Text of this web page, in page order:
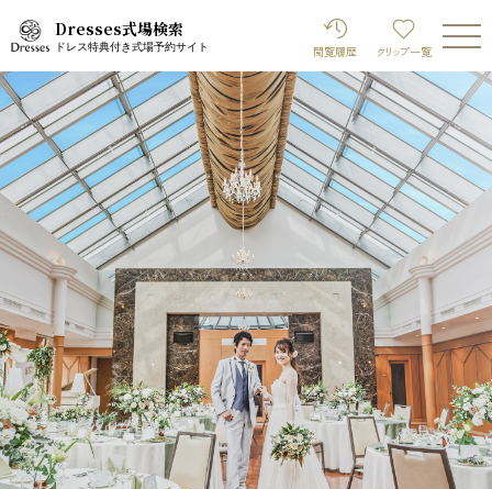
Dresses式場検索
ドレス特典付き式場予約サイト 閲覧履歴 クリップ 一覧